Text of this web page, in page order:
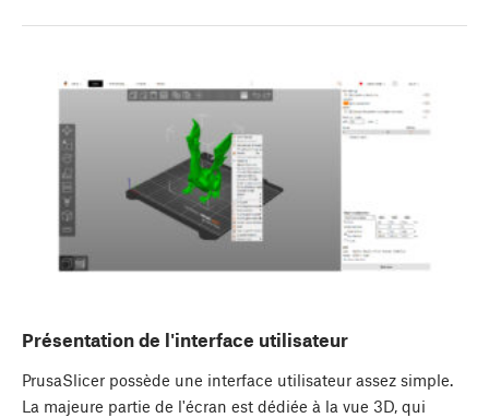
Présentation de l'interface utilisateur
PrusaSlicer possède une interface utilisateur assez simple.
La majeure partie de l'écran est dédiée à la vue 3D, qui